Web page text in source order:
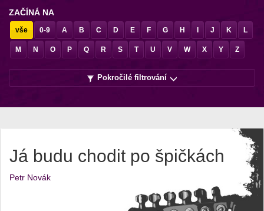
ZAČÍNÁ NA
vše 0-9 A B C D E F G H J K L
M N O P Q R S T U V W X Y Z
Pokročilé filtrování
Já budu chodit po špičkách
Petr Novák